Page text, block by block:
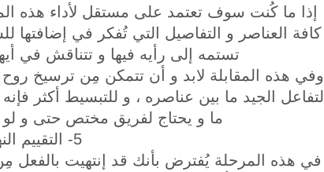
إذا ما كُنت سوف تعتمد على مستقل لأداء هذه
كافة العناصر و التفاصيل التي تُفكر في
تستمه إلى رأيه فيها و تتناقش في
وفي هذه المقابلة لابد و أن تتمكن مِن ترسيخ
التفاعل الجيد ما بين عناصره ، و للتبسيط أكثر
ما و يحتاج لفريق مختص حتى و
5- التقييم النهائي للتصميم
في هذه المرحلة يُفترض بأنك قد إنتهيت